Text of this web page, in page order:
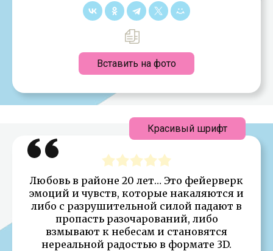
Вставить на фото
Любовь в районе 20 лет… Это фейерверк
эмоций и чувств, которые накаляются и
либо с разрушительной силой падают в
пропасть разочарований, либо
взмывают к небесам и становятся
нереальной радостью в формате 3D.
Красивый шрифт